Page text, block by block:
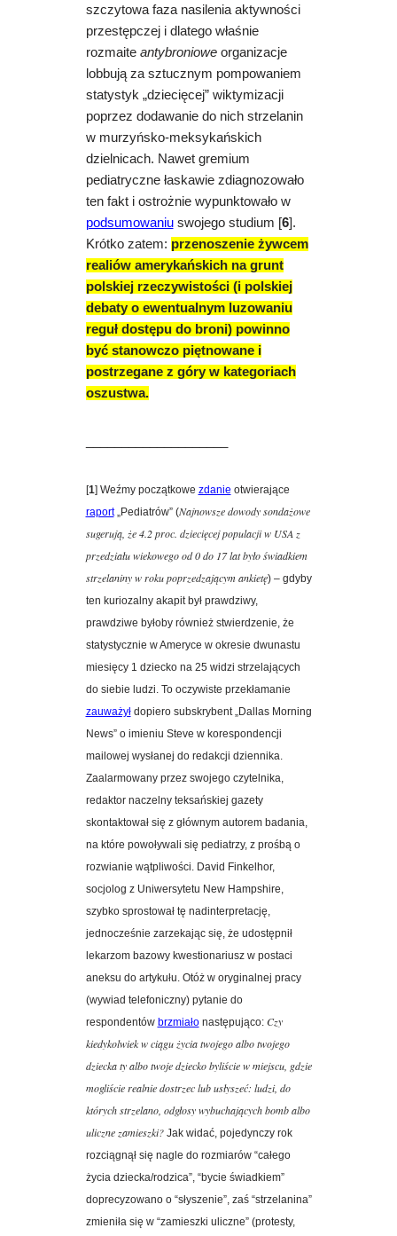
szczytowa faza nasilenia aktywności
przestępczej i dlatego właśnie
rozmaite antybronioweorganizacje
lobbują za sztucznym pompowaniem
statystyk „dziecięcej” wiktymizacji
poprzez dodawanie do nich strzelanin
w murzyńsko-meksykańskich
dzielnicach. Nawet gremium
pediatryczne łaskawie zdiagnozowało
ten fakt i ostrożnie wypunktowało w
podsumowaniuswojego studium [6].
Krótko zatem: przenoszenie żywcem
realiów amerykańskich na grunt
polskiej rzeczywistości (i polskiej
debaty o ewentualnym luzowaniu
reguł dostępu do broni) powinno
być stanowczo piętnowane i
postrzegane z góry w kategoriach
oszustwa.
[1] Weźmy początkowe zdanie otwierające
raport„Pediatrów” (Najnowsze dowody sondażowe
sugerują, że 4.2 proc. dziecięcej populacji w USA z
przedziału wiekowego od 0 do 17 lat było świadkiem
strzelaniny w roku poprzedzającym ankietę) – gdyby
ten kuriozalny akapit był prawdziwy,
prawdziwe byłoby również stwierdzenie, że
statystycznie w Ameryce w okresie dwunastu
miesięcy 1 dziecko na 25 widzi strzelających
do siebie ludzi. To oczywiste przekłamanie
zauważył dopiero subskrybent „Dallas Morning
News” o imieniu Steve w korespondencji
mailowej wysłanej do redakcji dziennika.
Zaalarmowany przez swojego czytelnika,
redaktor naczelny teksańskiej gazety
skontaktował się z głównym autorem badania,
na które powoływali się pediatrzy, z prośbą o
rozwianie wątpliwości. David Finkelhor,
socjolog z Uniwersytetu New Hampshire,
szybko sprostował tę nadinterpretację,
jednocześnie zarzekając się, że udostępnił
lekarzom bazowy kwestionariusz w postaci
aneksu do artykułu. Otóż w oryginalnej pracy
(wywiad telefoniczny) pytanie do
respondentów brzmiało następująco: Czy
kiedykolwiek w ciągu życia twojego albo twojego
dziecka ty albo twoje dziecko byliście w miejscu, gdzie
mogliście realnie dostrzec lub usłyszeć: ludzi, do
których strzelano, odgłosy wybuchających bomb albo
uliczne zamieszki? Jak widać, pojedynczy rok
rozciągnął się nagle do rozmiarów “całego
życia dziecka/rodzica”, “bycie świadkiem”
doprecyzowano o “słyszenie”, zaś “strzelanina”
zmieniła się w “zamieszki uliczne” (protesty,